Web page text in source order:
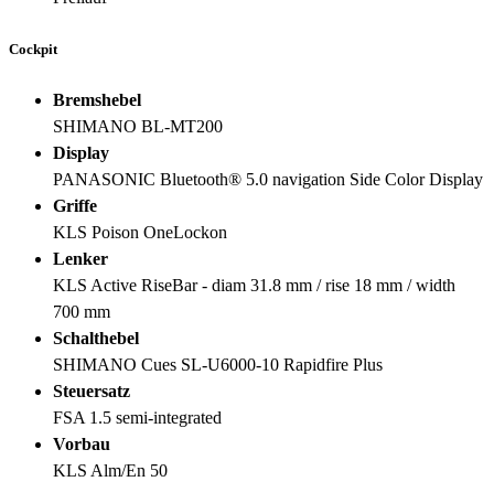
Cockpit
Bremshebel
SHIMANO BL-MT200
Display
PANASONIC Bluetooth® 5.0 navigation Side Color Display
Griffe
KLS Poison OneLockon
Lenker
KLS Active RiseBar - diam 31.8 mm / rise 18 mm / width
700 mm
Schalthebel
SHIMANO Cues SL-U6000-10 Rapidfire Plus
Steuersatz
FSA 1.5 semi-integrated
Vorbau
KLS Alm/En 50